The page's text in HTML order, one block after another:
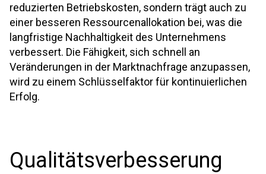
reduzierten Betriebskosten, sondern trägt auch zu
einer besseren Ressourcenallokation bei, was die
langfristige Nachhaltigkeit des Unternehmens
verbessert. Die Fähigkeit, sich schnell an
Veränderungen in der Marktnachfrage anzupassen,
wird zu einem Schlüsselfaktor für kontinuierlichen
Erfolg.
Qualitätsverbesserung